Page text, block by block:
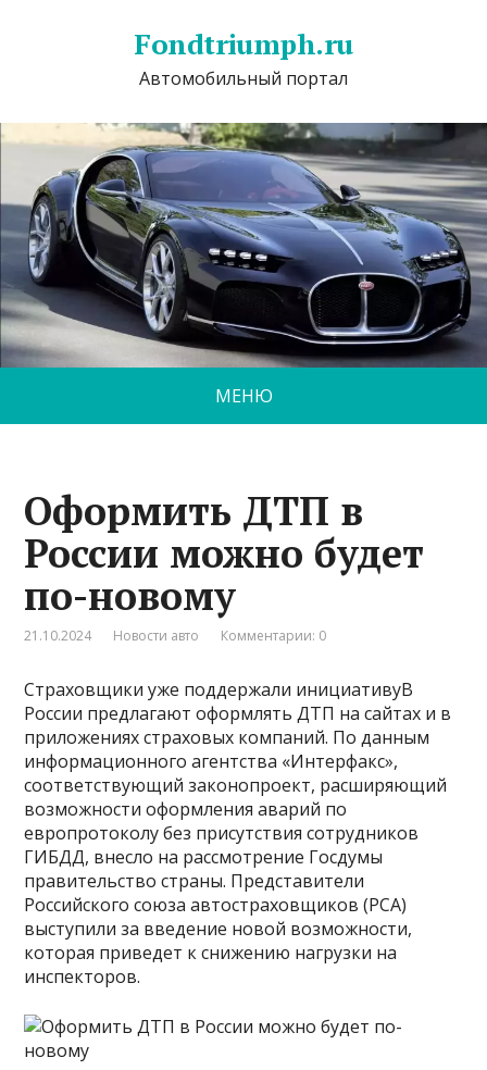
Fondtriumph.ru
Автомобильный портал
МЕНЮ
Оформить ДТП в
России можно будет
по-новому
21.10.2024 Новости авто Комментарии: 0
Страховщики уже поддержали инициативуВ
России предлагают оформлять ДТП на сайтах и в
приложениях страховых компаний. По данным
информационного агентства «Интерфакс»,
соответствующий законопроект, расширяющий
возможности оформления аварий по
европротоколу без присутствия сотрудников
ГИБДД, внесло на рассмотрение Госдумы
правительство страны. Представители
Российского союза автостраховщиков (РСА)
выступили за введение новой возможности,
которая приведет к снижению нагрузки на
инспекторов.